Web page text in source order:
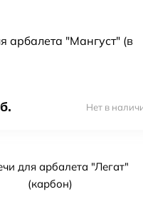
арбалета "Мангуст" (в
Нет в